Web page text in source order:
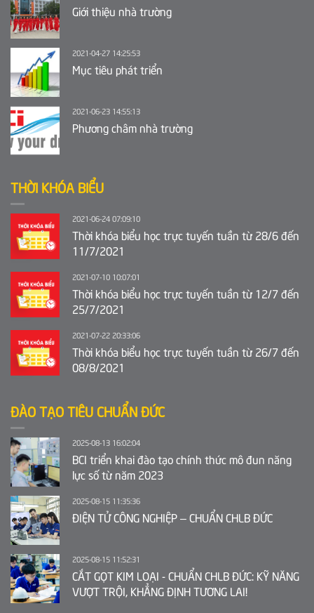
Giới thiệu nhà trường
2021-04-27 14:25:53
Mục tiêu phát triển
2021-06-23 14:55:13
Phương châm nhà trường
THỜI KHÓA BIỂU
2021-06-24 07:09:10
Thời khóa biểu học trực tuyến tuần từ 28/6 đến
11/7/2021
2021-07-10 10:07:01
Thời khóa biểu học trực tuyến tuần từ 12/7 đến
25/7/2021
2021-07-22 20:33:06
Thời khóa biểu học trực tuyến tuần từ 26/7 đến
08/8/2021
ĐÀO TẠO TIÊU CHUẨN ĐỨC
2025-08-13 16:02:04
BCI triển khai đào tạo chính thức mô đun năng
lực số từ năm 2023
2025-08-15 11:35:36
ĐIỆN TỬ CÔNG NGHIỆP – CHUẨN CHLB ĐỨC
2025-08-15 11:52:31
CẮT GỌT KIM LOẠI - CHUẨN CHLB ĐỨC: KỸ NĂNG
VƯỢT TRỘI, KHẲNG ĐỊNH TƯƠNG LAI!